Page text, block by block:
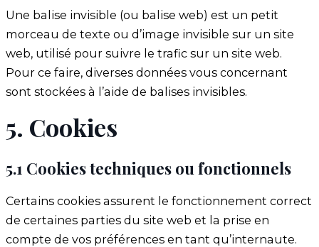
Une balise invisible (ou balise web) est un petit
morceau de texte ou d’image invisible sur un site
web, utilisé pour suivre le trafic sur un site web.
Pour ce faire, diverses données vous concernant
sont stockées à l’aide de balises invisibles.
5. Cookies
5.1 Cookies techniques ou fonctionnels
Certains cookies assurent le fonctionnement correct
de certaines parties du site web et la prise en
compte de vos préférences en tant qu’internaute.